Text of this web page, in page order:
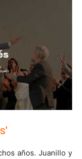
años. Juanillo y